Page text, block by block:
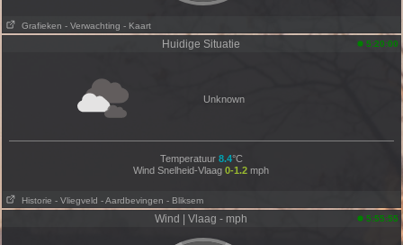
Grafieken - Verwachting - Kaart
Huidige Situatie 5:20:00
Unknown
Temperatuur 8.4°C
Wind Snelheid-Vlaag 0-1.2 mph
Historie - Vliegveld - Aardbevingen - Bliksem
Wind | Vlaag - mph 5:55:55